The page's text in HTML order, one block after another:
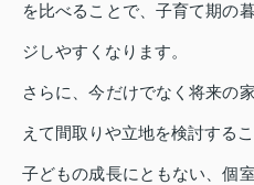
を比べることで、子育て期の
ジしやすくなります。
さらに、今だけでなく将来の
えて間取りや立地を検討するこ
子どもの成長にともない、個